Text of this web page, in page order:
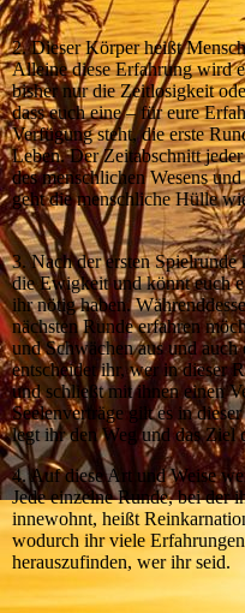
2. Dieser Körper heißt
Alleine diese Erfahrung wird
bisher nur die Zeitlosigkeit
dass euch eine – für eure
Verfügung steht, die erste
Leben. Der Zeitabschnitt
des menschlichen Wesens
geht die menschliche Hülle
3. Nach der ersten
die Ewigkeit und könnt euch
ihr nötig haben.
nächsten Runde erfahren
und Schwächen aus und
entscheidet ihr, wer in dieser
und schließt mit ihnen einen
Seelenverträge gilt es in
legt ihr den Weg und das Ziel
4. Auf diese Art und Weise
Jede einzelne Runde, bei der
innewohnt, heißt
wodurch ihr viele
herauszufinden, wer ihr seid.